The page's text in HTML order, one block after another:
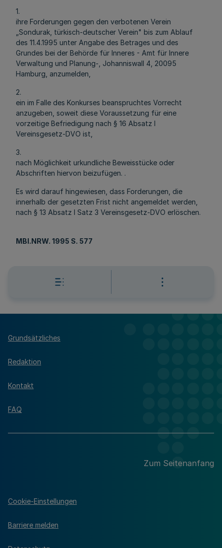
1.
ihre Forderungen gegen den verbotenen Verein
„Sondurak, türkisch-deutscher Verein" bis zum Ablauf
des 11.4.1995 unter Angabe des Betrages und des
Grundes bei der Behörde für Inneres - Amt für Innere
Verwaltung und Planung-, Johanniswall 4, 20095
Hamburg, anzumelden,
2.
ein im Falle des Konkurses beanspruchtes Vorrecht
anzugeben, soweit diese Voraussetzung für eine
vorzeitige Befriedigung nach § 16 Absatz l
Vereinsgesetz-DVO ist,
3.
nach Möglichkeit urkundliche Beweisstücke oder
Abschriften hiervon beizufügen. .
Es wird darauf hingewiesen, dass Forderungen, die
innerhalb der gesetzten Frist nicht angemeldet werden,
nach § 13 Absatz l Satz 3 Vereinsgesetz-DVO erlöschen.
MBl.NRW. 1995 S. 577
Grundsätzliches
Redaktion
Kontakt
FAQ
Zum Seitenanfang
Cookie-Einstellungen
Barriere melden